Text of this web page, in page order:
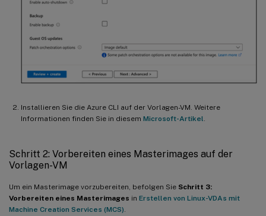
Installieren Sie die Azure CLI auf der Vorlagen-VM. Weitere
Informationen finden Sie in diesem Microsoft-Artikel.
Schritt 2: Vorbereiten eines Masterimages auf der
Vorlagen-VM
Um ein Masterimage vorzubereiten, befolgen Sie Schritt 3:
Vorbereiten eines Masterimages in Erstellen von Linux-VDAs mit
Machine Creation Services (MCS).